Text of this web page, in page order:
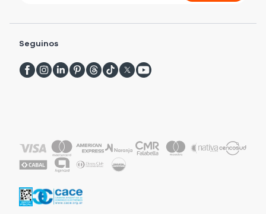
Seguinos